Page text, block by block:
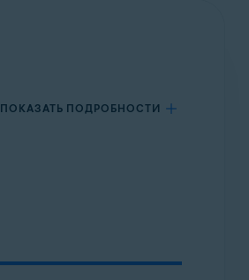
ПОКАЗАТЬ ПОДРОБНОСТИ